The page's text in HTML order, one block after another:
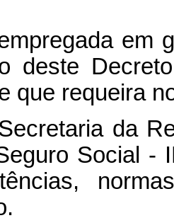
em
deste
que requeira
da
Social -